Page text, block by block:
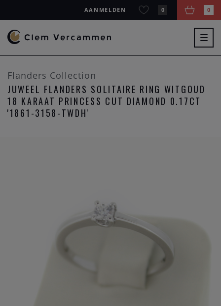
AANMELDEN 0 0
Flanders Collection
JUWEEL FLANDERS SOLITAIRE RING WITGOUD
18 KARAAT PRINCESS CUT DIAMOND 0.17CT
'1861-3158-TWDH'